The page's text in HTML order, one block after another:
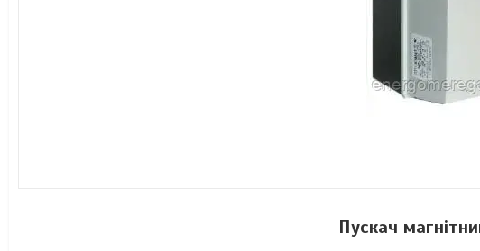
Пускач